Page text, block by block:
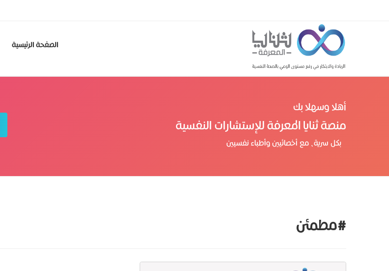
الصفحة الرئيسية
أهلا وسهلا بك
منصة ثنايا المعرفة للإستشارات النفسية
بكل سرية، مع أخصائيين وأطباء نفسيين
#مطمئن